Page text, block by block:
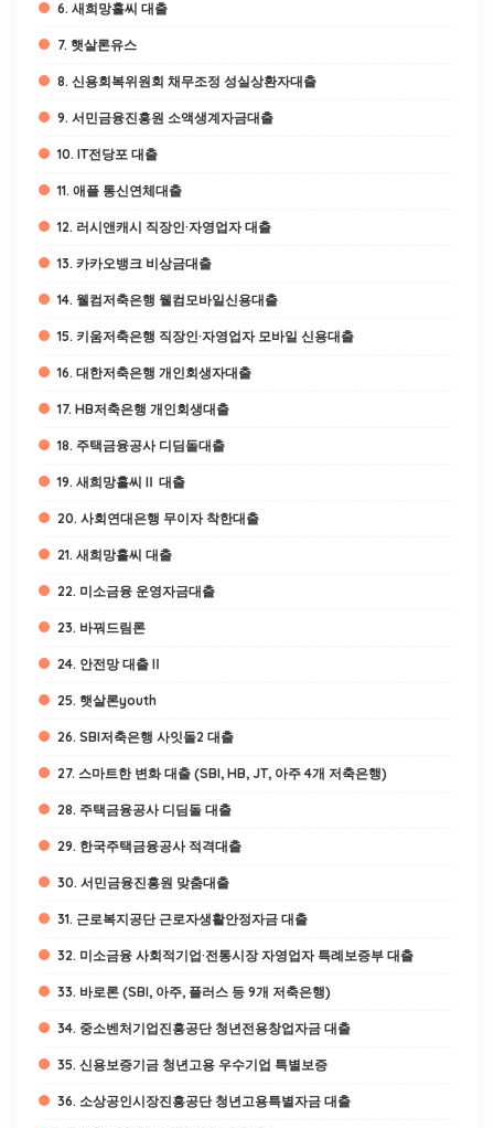
6. 새희망홀씨 대출
7. 햇살론유스
8. 신용회복위원회 채무조정 성실상환자대출
9. 서민금융진흥원 소액생계자금대출
10. IT전당포 대출
11. 애플 통신연체대출
12. 러시앤캐시 직장인·자영업자 대출
13. 카카오뱅크 비상금대출
14. 웰컴저축은행 웰컴모바일신용대출
15. 키움저축은행 직장인·자영업자 모바일 신용대출
16. 대한저축은행 개인회생자대출
17. HB저축은행 개인회생대출
18. 주택금융공사 디딤돌대출
19. 새희망홀씨Ⅱ 대출
20. 사회연대은행 무이자 착한대출
21. 새희망홀씨 대출
22. 미소금융 운영자금대출
23. 바꿔드림론
24. 안전망 대출Ⅱ
25. 햇살론youth
26. SBI저축은행 사잇돌2 대출
27. 스마트한 변화 대출 (SBI, HB, JT, 아주 4개 저축은행)
28. 주택금융공사 디딤돌 대출
29. 한국주택금융공사 적격대출
30. 서민금융진흥원 맞춤대출
31. 근로복지공단 근로자생활안정자금 대출
32. 미소금융 사회적기업·전통시장 자영업자 특례보증부 대출
33. 바로론 (SBI, 아주, 플러스 등 9개 저축은행)
34. 중소벤처기업진흥공단 청년전용창업자금 대출
35. 신용보증기금 청년고용 우수기업 특별보증
36. 소상공인시장진흥공단 청년고용특별자금 대출